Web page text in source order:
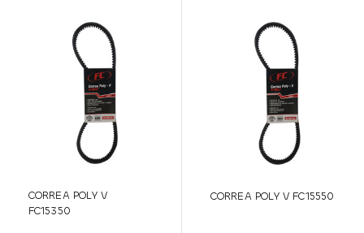
CORREA POLY V
FC15350
CORREA POLY V FC15550